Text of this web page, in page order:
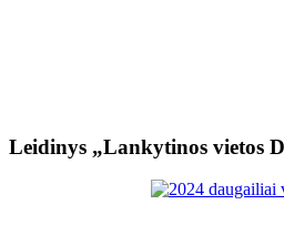
Leidinys „Lankytinos vietos